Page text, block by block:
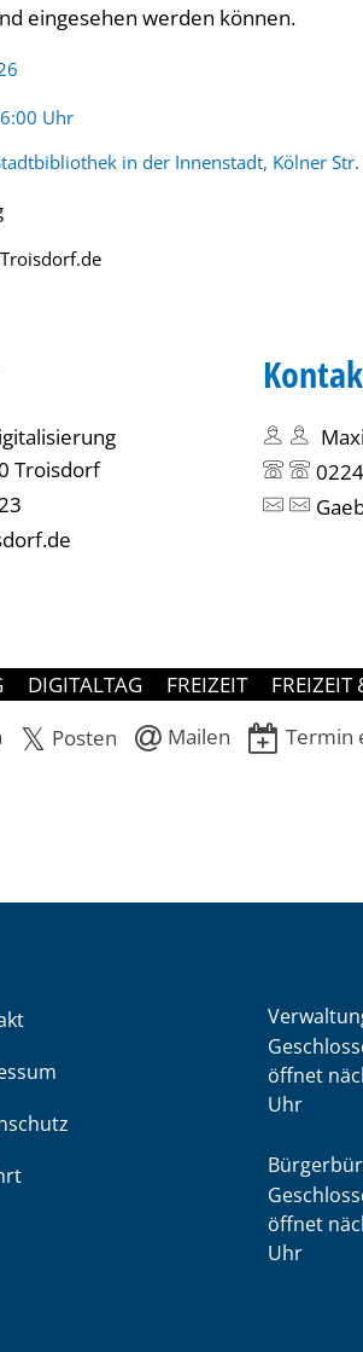
eingesehen werden können.
Uhr
in der Innenstadt, Kölner
Troisdorf
DIGITALTAG FREIZEIT FREIZEIT
Posten Mailen Termin
Klicken,
öffnet
Uhr
Klicken,
öffnet
Uhr